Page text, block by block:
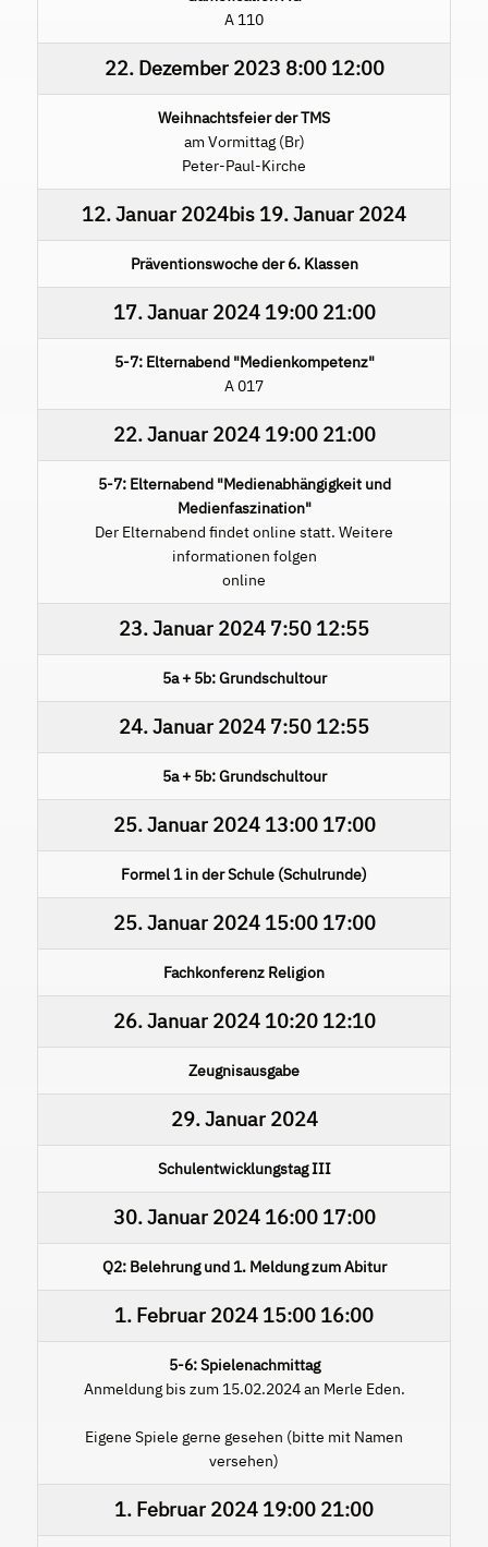
A 110
22. Dezember 2023 8:00 12:00
Weihnachtsfeier der TMS
am Vormittag (Br)
Peter-Paul-Kirche
12. Januar 2024bis 19. Januar 2024
Präventionswoche der 6. Klassen
17. Januar 202419:00 21:00
5-7: Elternabend "Medienkompetenz"
A 017
22. Januar 202419:00 21:00
5-7: Elternabend "Medienabhängigkeit und
Medienfaszination"
Der Elternabend findet online statt. Weitere
informationen folgen
online
23. Januar 2024 7:50 12:55
5a + 5b: Grundschultour
24. Januar 2024 7:50 12:55
5a + 5b: Grundschultour
25. Januar 202413:00 17:00
Formel 1 in der Schule (Schulrunde)
25. Januar 202415:00 17:00
Fachkonferenz Religion
26. Januar 202410:20 12:10
Zeugnisausgabe
29. Januar 2024
Schulentwicklungstag III
30. Januar 202416:00 17:00
Q2: Belehrung und 1. Meldung zum Abitur
1. Februar 2024 15:00 16:00
5-6: Spielenachmittag
Anmeldung bis zum 15.02.2024 an Merle Eden.
Eigene Spiele gerne gesehen (bitte mit Namen
versehen)
1. Februar 2024 19:00 21:00